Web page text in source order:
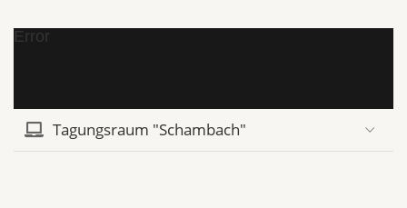
Error
Tagungsraum "Schambach"